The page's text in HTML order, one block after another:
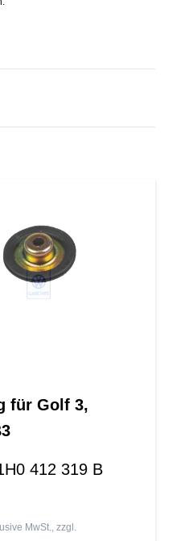
für Golf 3,
412 319 B
MwSt., zzgl.